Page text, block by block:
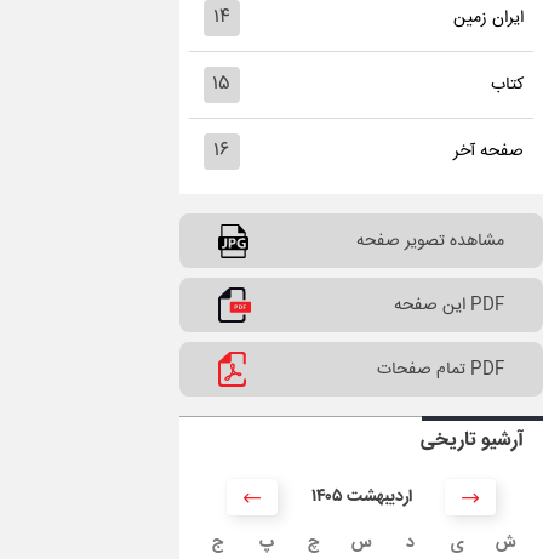
ایران زمین ۱۴
کتاب ۱۵
صفحه آخر ۱۶
مشاهده تصویر صفحه
PDF این صفحه
PDF تمام صفحات
آرشیو تاریخی
۱۴۰۵ اردیبهشت
ش
ی د س چ پ ج